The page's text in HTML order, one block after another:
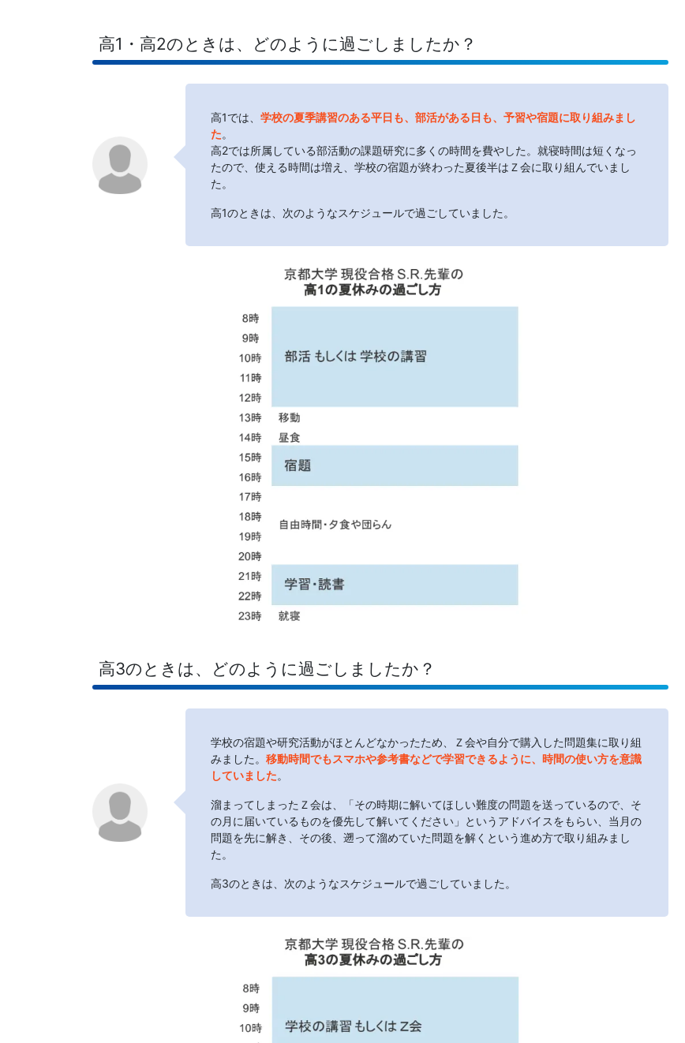
高1・高2のときは、どのように過ごしましたか？
高1では、 学校の夏季講習のある平日も、部活がある日も、予習や宿題に取り組みまし
た。
高2では所属している部活動の課題研究に多くの時間を費やした。就寝時間は短くなっ
たので、使える時間は増え、学校の宿題が終わった夏後半はＺ会に取り組んでいまし
た。
高1のときは、次のようなスケジュールで過ごしていました。
高3のときは、どのように過ごしましたか？
学校の宿題や研究活動がほとんどなかったため、Ｚ会や自分で購入した問題集に取り組
みました。 移動時間でもスマホや参考書などで学習できるように、時間の使い方を意識
していました。
溜まってしまったＺ会は、「その時期に解いてほしい難度の問題を送っているので、そ
の月に届いているものを優先して解いてください」というアドバイスをもらい、当月の
問題を先に解き、その後、遡って溜めていた問題を解くという進め方で取り組みまし
た。
高3のときは、次のようなスケジュールで過ごしていました。